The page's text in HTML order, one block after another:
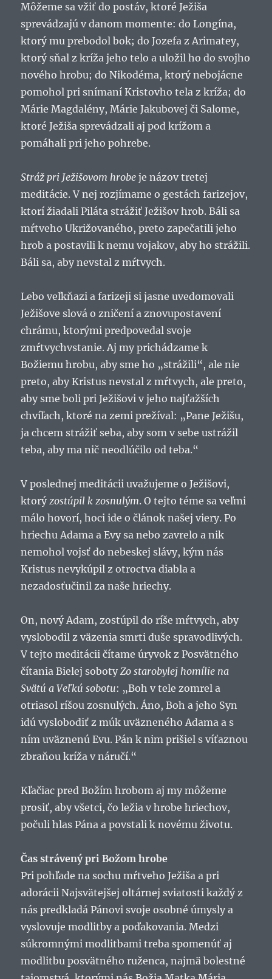
Môžeme sa vžiť do postáv, ktoré Ježiša
sprevádzajú v danom momente: do Longína,
ktorý mu prebodol bok; do Jozefa z Arimatey,
ktorý sňal z kríža jeho telo a uložil ho do svojho
nového hrobu; do Nikodéma, ktorý nebojácne
pomohol pri snímaní Kristovho tela z kríža; do
Márie Magdalény, Márie Jakubovej či Salome,
ktoré Ježiša sprevádzali aj pod krížom a
pomáhali pri jeho pohrebe.
Stráž pri Ježišovom hrobe je názov tretej
meditácie. V nej rozjímame o gestách farizejov,
ktorí žiadali Piláta strážiť Ježišov hrob. Báli sa
mŕtveho Ukrižovaného, preto zapečatili jeho
hrob a postavili k nemu vojakov, aby ho strážili.
Báli sa, aby nevstal z mŕtvych.
Lebo veľkňazi a farizeji si jasne uvedomovali
Ježišove slová o zničení a znovupostavení
chrámu, ktorými predpovedal svoje
zmŕtvychvstanie. Aj my prichádzame k
Božiemu hrobu, aby sme ho „strážili“, ale nie
preto, aby Kristus nevstal z mŕtvych, ale preto,
aby sme boli pri Ježišovi v jeho najťažších
chvíľach, ktoré na zemi prežíval: „Pane Ježišu,
ja chcem strážiť seba, aby som v sebe ustrážil
teba, aby ma nič neodlúčilo od teba.“
V poslednej meditácii uvažujeme o Ježišovi,
ktorýzostúpil k zosnulým. O tejto téme sa veľmi
málo hovorí, hoci ide o článok našej viery. Po
hriechu Adama a Evy sa nebo zavrelo a nik
nemohol vojsť do nebeskej slávy, kým nás
Kristus nevykúpil z otroctva diabla a
nezadosťučinil za naše hriechy.
On, nový Adam, zostúpil do ríše mŕtvych, aby
vyslobodil z väzenia smrti duše spravodlivých.
V tejto meditácii čítame úryvok z Posvätného
čítania Bielej sobotyZo starobylej homílie na
Svätú a Veľkú sobotu: „Boh v tele zomrel a
otriasol ríšou zosnulých. Áno, Boh a jeho Syn
idú vyslobodiť z múk uväzneného Adama a s
ním uväznenú Evu. Pán k nim prišiel s víťaznou
zbraňou kríža v náručí.“
Kľačiac pred Božím hrobom aj my môžeme
prosiť, aby všetci, čo ležia v hrobe hriechov,
počuli hlas Pána a povstali k novému životu.
Čas strávený pri Božom hrobe
Pri pohľade na sochu mŕtveho Ježiša a pri
adorácii Najsvätejšej oltárnej sviatosti každý z
nás predkladá Pánovi svoje osobné úmysly a
vyslovuje modlitby a poďakovania. Medzi
súkromnými modlitbami treba spomenúť aj
modlitbu posvätného ruženca, najmä bolestné